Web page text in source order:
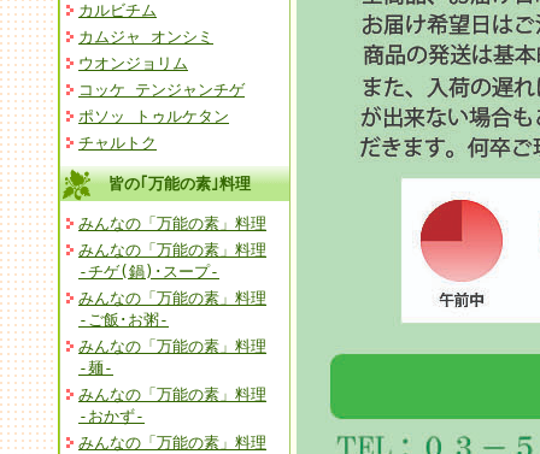
カルビチム
カムジャ オンシミ
ウオンジョリム
コッケ テンジャンチゲ
ポソッ トゥルケタン
チャルトク
皆の｢万能の素｣料理
みんなの「万能の素」料理
みんなの「万能の素」料理
-チゲ(鍋)･スープ-
みんなの「万能の素」料理
-ご飯･お粥-
みんなの「万能の素」料理
-麺-
みんなの「万能の素」料理
-おかず-
みんなの「万能の素」料理